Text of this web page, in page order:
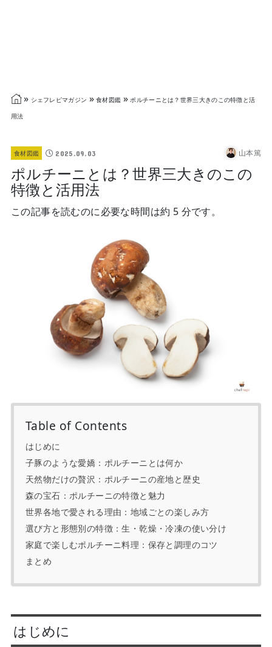
» シェフレピマガジン » 食材図鑑 » ポルチーニとは？世界三大きのこの特徴と活
用法
食材図鑑 2025.09.03 山本篤
ポルチーニとは？世界三大きのこの
特徴と活用法
この記事を読むのに必要な時間は約 5 分です。
Table of Contents
はじめに
子豚のような愛嬌：ポルチーニとは何か
天然物だけの贅沢：ポルチーニの産地と歴史
森の宝石：ポルチーニの特徴と魅力
世界各地で愛される理由：地域ごとの楽しみ方
選び方と形態別の特徴：生・乾燥・冷凍の使い分け
家庭で楽しむポルチーニ料理：保存と調理のコツ
まとめ
はじめに